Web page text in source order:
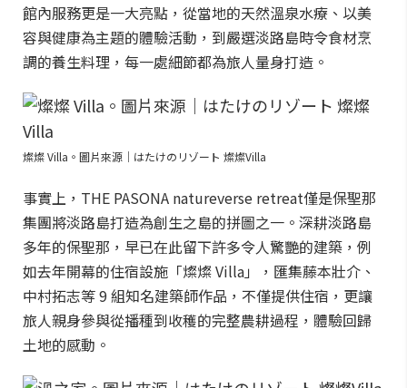
館內服務更是一大亮點，從當地的天然溫泉水療、以美
容與健康為主題的體驗活動，到嚴選淡路島時令食材烹
調的養生料理，每一處細節都為旅人量身打造。
燦燦 Villa。圖片來源｜はたけのリゾート 燦燦Villa
事實上，THE PASONA natureverse retreat僅是保聖那
集團將淡路島打造為創生之島的拼圖之一。深耕淡路島
多年的保聖那，早已在此留下許多令人驚艷的建築，例
如去年開幕的住宿設施「燦燦 Villa」，匯集藤本壯介、
中村拓志等 9 組知名建築師作品，不僅提供住宿，更讓
旅人親身參與從播種到收穫的完整農耕過程，體驗回歸
土地的感動。